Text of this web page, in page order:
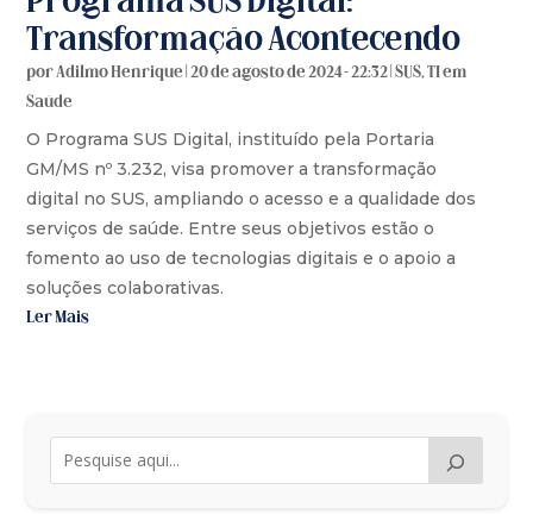
Transformação Acontecendo
porAdilmo Henrique|20 de agosto de 2024 - 22:32|SUS,TI em
Saúde
O Programa SUS Digital, instituído pela Portaria
GM/MS nº 3.232, visa promover a transformação
digital no SUS, ampliando o acesso e a qualidade dos
serviços de saúde. Entre seus objetivos estão o
fomento ao uso de tecnologias digitais e o apoio a
soluções colaborativas.
Ler Mais